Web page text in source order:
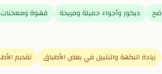
ديكور وأجواء جميلة ومريحة قهوة
زيادة النكهة والتتبيل في بعض الأطباق تقديم